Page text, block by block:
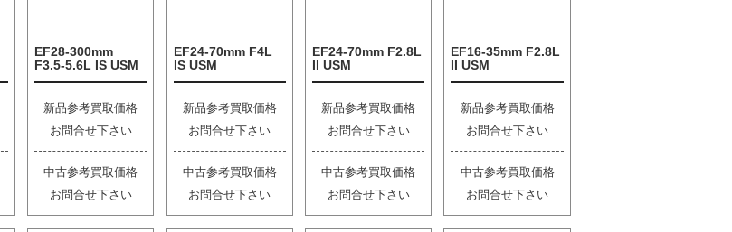
EF28-300mm
F3.5-5.6L IS USM
新品参考買取価格
お問合せ下さい
中古参考買取価格
お問合せ下さい
EF24-70mm F4L
IS USM
新品参考買取価格
お問合せ下さい
中古参考買取価格
お問合せ下さい
EF24-70mm F2.8L
II USM
新品参考買取価格
お問合せ下さい
中古参考買取価格
お問合せ下さい
EF16-35mm F2.8L
II USM
新品参考買取価格
お問合せ下さい
中古参考買取価格
お問合せ下さい